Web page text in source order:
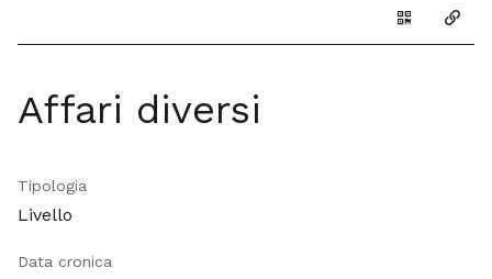
Genera il
Affari diversi
Tipologia
Livello
Data cronica